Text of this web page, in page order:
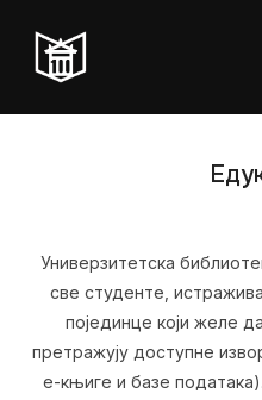
Универзитетска
све студенте,
појединце који желе
претражују доступне
е-књигe и базe
08:00–20:00
читаоница:
Радно време од